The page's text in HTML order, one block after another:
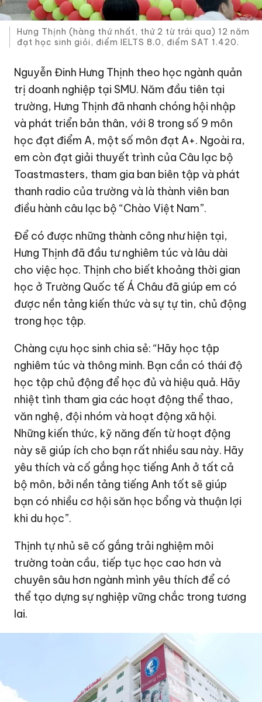
Hưng Thịnh (hàng thứ nhất, thứ 2 từ trái qua) 12 năm
đạt học sinh giỏi, điểm IELTS 8.0, điểm SAT 1.420.
Nguyễn Đinh Hưng Thịnh theo học ngành quản
trị doanh nghiệp tại SMU. Năm đầu tiên tại
trường, Hưng Thịnh đã nhanh chóng hội nhập
và phát triển bản thân, với 8 trong số 9 môn
học đạt điểm A, một số môn đạt A+. Ngoài ra,
em còn đạt giải thuyết trình của Câu lạc bộ
Toastmasters, tham gia ban biên tập và phát
thanh radio của trường và là thành viên ban
điều hành câu lạc bộ “Chào Việt Nam”.
Để có được những thành công như hiện tại,
Hưng Thịnh đã đầu tư nghiêm túc và lâu dài
cho việc học. Thịnh cho biết khoảng thời gian
học ở Trường Quốc tế Á Châu đã giúp em có
được nền tảng kiến thức và sự tự tin, chủ động
trong học tập.
Chàng cựu học sinh chia sẻ: “Hãy học tập
nghiêm túc và thông minh. Bạn cần có thái độ
học tập chủ động để học đủ và hiệu quả. Hãy
nhiệt tình tham gia các hoạt động thể thao,
văn nghệ, đội nhóm và hoạt động xã hội.
Những kiến thức, kỹ năng đến từ hoạt động
này sẽ giúp ích cho bạn rất nhiều sau này. Hãy
yêu thích và cố gắng học tiếng Anh ở tất cả
bộ môn, bởi nền tảng tiếng Anh tốt sẽ giúp
bạn có nhiều cơ hội săn học bổng và thuận lợi
khi du học”.
Thịnh tự nhủ sẽ cố gắng trải nghiệm môi
trường toàn cầu, tiếp tục học cao hơn và
chuyên sâu hơn ngành mình yêu thích để có
thể tạo dựng sự nghiệp vững chắc trong tương
lai.